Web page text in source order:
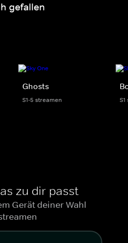
gefallen
Ghosts
S1-5 streamen
zu dir passt
Gerät deiner Wahl